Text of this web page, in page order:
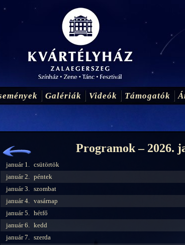
Galériák Videók Támogatók
Programok – 2026.
január 1. csütörtök
január 2. péntek
január 3. szombat
január 4. vasárnap
január 5. hétfő
január 6. kedd
január 7. szerda